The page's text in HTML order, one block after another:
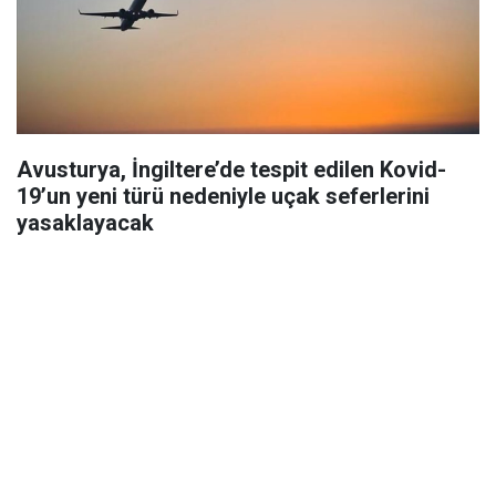
Avusturya, İngiltere’de tespit edilen Kovid-
19’un yeni türü nedeniyle uçak seferlerini
yasaklayacak